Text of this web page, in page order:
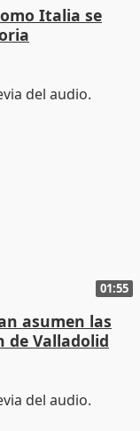
Italia se
01:55
asumen las
de Valladolid